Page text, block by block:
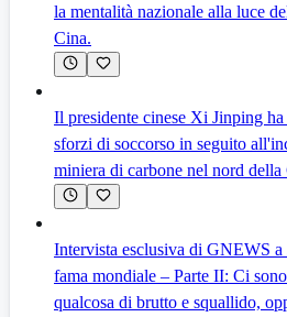
la mentalità nazionale alla luce
Cina.
Il presidente cinese Xi Jinping
sforzi di soccorso in seguito
miniera di carbone nel nord della
Intervista esclusiva di GNEWS
fama mondiale – Parte II: Ci
qualcosa di brutto e squallido,